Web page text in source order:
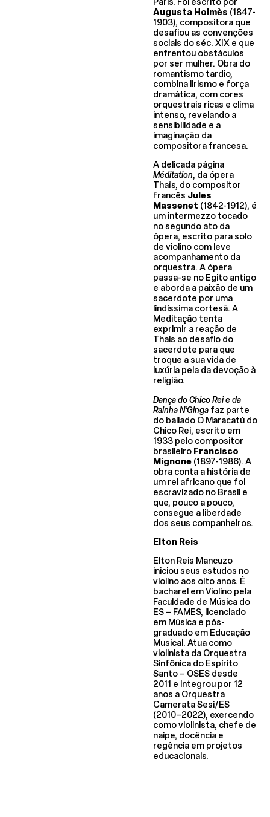
Augusta Holmès (1847-
1903), compositora que
desafiou as convenções
sociais do séc. XIX e que
enfrentou obstáculos
por ser mulher. Obra do
romantismo tardio,
combina lirismo e força
dramática, com cores
orquestrais ricas e clima
intenso, revelando a
sensibilidade e a
imaginação da
compositora francesa.
A delicada página
Méditation, da ópera
Thaïs, do compositor
francês Jules
Massenet (1842-1912), é
um intermezzo tocado
no segundo ato da
ópera, escrito para solo
de violino com leve
acompanhamento da
orquestra. A ópera
passa-se no Egito antigo
e aborda a paixão de um
sacerdote por uma
lindíssima cortesã. A
Meditação tenta
exprimir a reação de
Thais ao desafio do
sacerdote para que
troque a sua vida de
luxúria pela da devoção à
religião.
Dança do Chico Rei e da
Rainha N’Ginga faz parte
do bailado O Maracatú do
Chico Rei, escrito em
1933 pelo compositor
brasileiro Francisco
Mignone (1897-1986). A
obra conta a história de
um rei africano que foi
escravizado no Brasil e
que, pouco a pouco,
consegue a liberdade
dos seus companheiros.
Elton Reis
Elton Reis Mancuzo
iniciou seus estudos no
violino aos oito anos. É
bacharel em Violino pela
Faculdade de Música do
ES – FAMES, licenciado
em Música e pós-
graduado em Educação
Musical. Atua como
violinista da Orquestra
Sinfônica do Espírito
Santo – OSES desde
2011 e integrou por 12
anos a Orquestra
Camerata Sesi/ES
(2010–2022), exercendo
como violinista, chefe de
naipe, docência e
regência em projetos
educacionais.